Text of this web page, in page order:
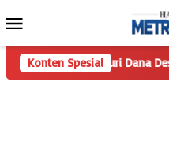
ke
Mobile
Konten Spesial
Telusuri Dana Desa Trimulyo